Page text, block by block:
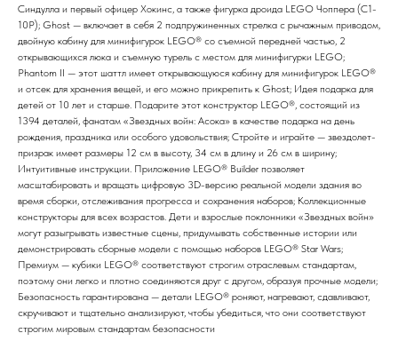
Синдулла и первый офицер Хокинс, а также фигурка дроида LEGO Чоппера (C1-
10P); Ghost — включает в себя 2 подпружиненных стрелка с рычажным приводом,
двойную кабину для минифигурок LEGO® со съемной передней частью, 2
открывающихся люка и съемную турель с местом для минифигурки LEGO;
Phantom II — этот шаттл имеет открывающуюся кабину для минифигурок LEGO®
и отсек для хранения вещей, и его можно прикрепить к Ghost; Идея подарка для
детей от 10 лет и старше. Подарите этот конструктор LEGO®, состоящий из
1394 деталей, фанатам «Звездных войн: Асока» в качестве подарка на день
рождения, праздника или особого удовольствия; Стройте и играйте — звездолет-
призрак имеет размеры 12 см в высоту, 34 см в длину и 26 см в ширину;
Интуитивные инструкции. Приложение LEGO® Builder позволяет
масштабировать и вращать цифровую 3D-версию реальной модели здания во
время сборки, отслеживания прогресса и сохранения наборов; Коллекционные
конструкторы для всех возрастов. Дети и взрослые поклонники «Звездных войн»
могут разыгрывать известные сцены, придумывать собственные истории или
демонстрировать сборные модели с помощью наборов LEGO® Star Wars;
Премиум — кубики LEGO® соответствуют строгим отраслевым стандартам,
поэтому они легко и плотно соединяются друг с другом, образуя прочные модели;
Безопасность гарантирована — детали LEGO® роняют, нагревают, сдавливают,
скручивают и тщательно анализируют, чтобы убедиться, что они соответствуют
строгим мировым стандартам безопасности